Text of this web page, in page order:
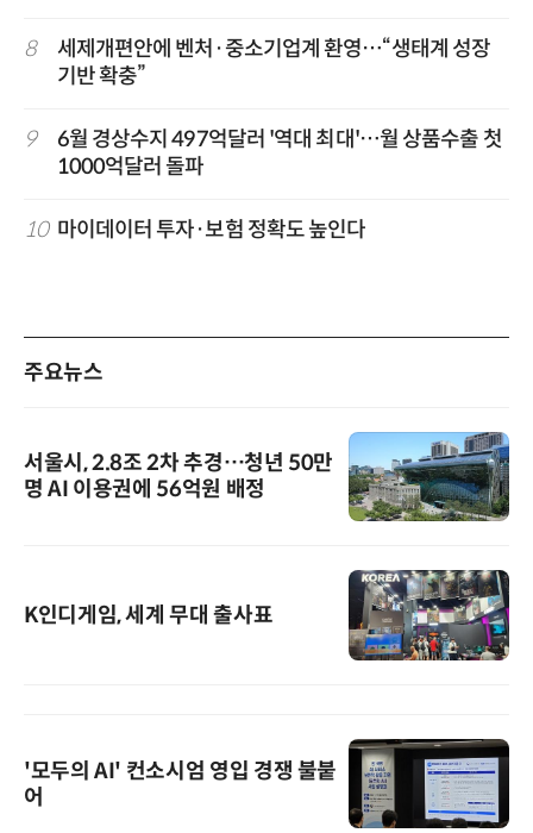
8
세제개편안에 벤처·중소기업계 환영…“생태계 성장
기반 확충”
9
6월 경상수지 497억달러 '역대 최대'…월 상품수출 첫
1000억달러 돌파
10 마이데이터 투자·보험 정확도 높인다
주요뉴스
서울시, 2.8조 2차 추경…청년 50만
명 AI 이용권에 56억원 배정
K인디게임, 세계 무대 출사표
'모두의 AI' 컨소시엄 영입 경쟁 불붙
어